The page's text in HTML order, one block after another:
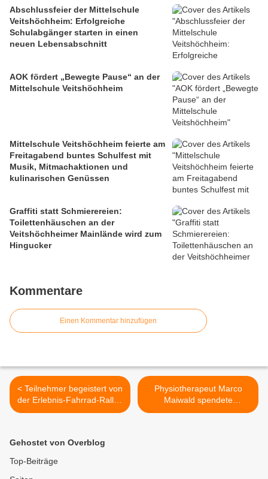
Abschlussfeier der Mittelschule
Veitshöchheim: Erfolgreiche
Schulabgänger starten in einen
neuen Lebensabschnitt
AOK fördert „Bewegte Pause“ an der
Mittelschule Veitshöchheim
Mittelschule Veitshöchheim feierte am
Freitagabend buntes Schulfest mit
Musik, Mitmachaktionen und
kulinarischen Genüssen
Graffiti statt Schmierereien:
Toilettenhäuschen an der
Veitshöchheimer Mainlände wird zum
Hingucker
Kommentare
Einen Kommentar hinzufügen
< Teilnehmer begeistert von
der Erlebnis-Fahrrad-Rallye
durch Veitshöchheim
Physiotherapeut Marco
Maiwald spendete
Sweatshirts den U9-Teams
Gehostet von Overblog
Top-Beiträge